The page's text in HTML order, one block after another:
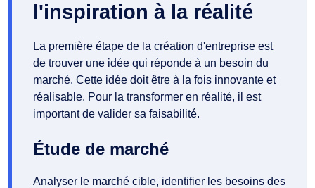
l'inspiration à la réalité
La première étape de la création d'entreprise est
de trouver une idée qui réponde à un besoin du
marché. Cette idée doit être à la fois innovante et
réalisable. Pour la transformer en réalité, il est
important de valider sa faisabilité.
Étude de marché
Analyser le marché cible, identifier les besoins des